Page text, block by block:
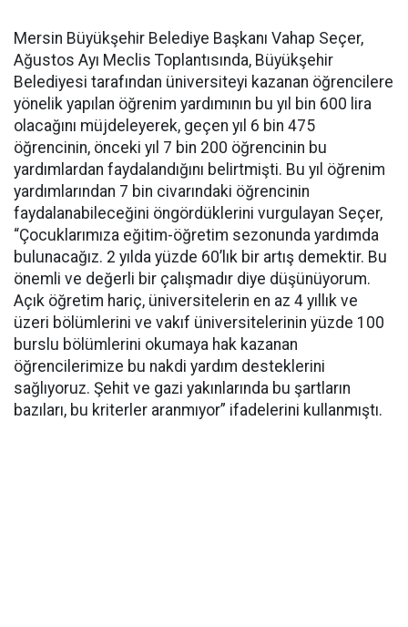
Mersin Büyükşehir Belediye Başkanı Vahap Seçer,
Ağustos Ayı Meclis Toplantısında, Büyükşehir
Belediyesi tarafından üniversiteyi kazanan öğrencilere
yönelik yapılan öğrenim yardımının bu yıl bin 600 lira
olacağını müjdeleyerek, geçen yıl 6 bin 475
öğrencinin, önceki yıl 7 bin 200 öğrencinin bu
yardımlardan faydalandığını belirtmişti. Bu yıl öğrenim
yardımlarından 7 bin civarındaki öğrencinin
faydalanabileceğini öngördüklerini vurgulayan Seçer,
“Çocuklarımıza eğitim-öğretim sezonunda yardımda
bulunacağız. 2 yılda yüzde 60’lık bir artış demektir. Bu
önemli ve değerli bir çalışmadır diye düşünüyorum.
Açık öğretim hariç, üniversitelerin en az 4 yıllık ve
üzeri bölümlerini ve vakıf üniversitelerinin yüzde 100
burslu bölümlerini okumaya hak kazanan
öğrencilerimize bu nakdi yardım desteklerini
sağlıyoruz. Şehit ve gazi yakınlarında bu şartların
bazıları, bu kriterler aranmıyor” ifadelerini kullanmıştı.